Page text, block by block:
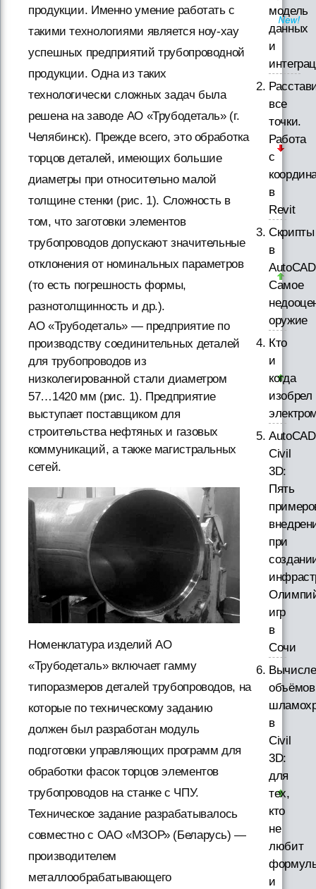
продукции. Именно умение работать с
такими технологиями является ноу-хау
успешных предприятий трубопроводной
продукции. Одна из таких
технологически сложных задач была
решена на заводе АО «Трубодеталь» (г.
Челябинск). Прежде всего, это обработка
торцов деталей, имеющих большие
диаметры при относительно малой
толщине стенки (рис. 1). Сложность в
том, что заготовки элементов
трубопроводов допускают значительные
отклонения от номинальных параметров
(то есть погрешность формы,
разнотолщинность и др.).
АО «Трубодеталь» — предприятие по
производству соединительных деталей
для трубопроводов из
низколегированной стали диаметром
57…1420 мм (рис. 1). Предприятие
выступает поставщиком для
строительства нефтяных и газовых
коммуникаций, а также магистральных
сетей.
Номенклатура изделий АО
«Трубодеталь» включает гамму
типоразмеров деталей трубопроводов, на
которые по техническому заданию
должен был разработан модуль
подготовки управляющих программ для
обработки фасок торцов элементов
трубопроводов на станке с ЧПУ.
Техническое задание разрабатывалось
совместно с ОАО «МЗОР» (Беларусь) —
производителем
металлообрабатывающего
модель
данных
и
все
точки.
Работа
с
в
Revit
Скрипты
в
Самое
оружие
Кто
и
когда
изобрел
AutoCAD
Civil
3D:
Пять
при
игр
в
Сочи
объёмов
в
Civil
3D:
для
тех,
кто
не
любит
и